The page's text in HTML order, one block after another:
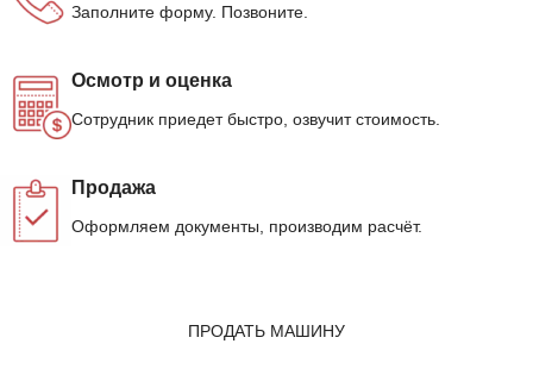
Заполните форму. Позвоните.
Осмотр и оценка
Сотрудник приедет быстро, озвучит стоимость.
Продажа
Оформляем документы, производим расчёт.
ПРОДАТЬ МАШИНУ